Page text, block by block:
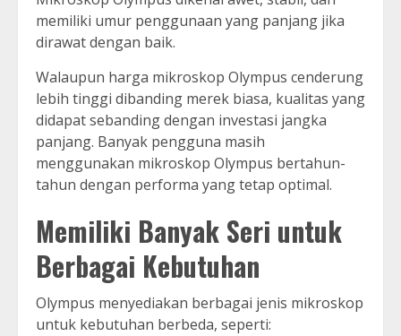
memiliki umur penggunaan yang panjang jika
dirawat dengan baik.
Walaupun harga mikroskop Olympus cenderung
lebih tinggi dibanding merek biasa, kualitas yang
didapat sebanding dengan investasi jangka
panjang. Banyak pengguna masih
menggunakan mikroskop Olympus bertahun-
tahun dengan performa yang tetap optimal.
Memiliki Banyak Seri untuk
Berbagai Kebutuhan
Olympus menyediakan berbagai jenis mikroskop
untuk kebutuhan berbeda, seperti: